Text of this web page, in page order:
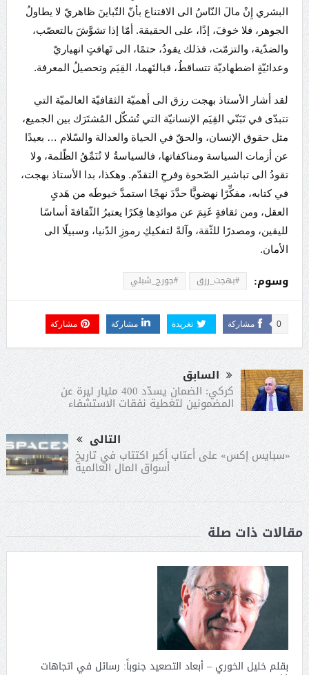
البشري إِنْ مالَ النّاسُ الى الاقتناع بأنّ التّباينَ ظاهريّ لا يطاولُ
الجوهر، فلا خوفَ، إذًا، على الحقيقة. أمّا إذا تشوَّشَ بالتعصّب،
والضدّية، والتزمّت، فذلك يقودُ، حتمًا، الى تَهافتٍ انهياريّ
وعدائيّةٍ اضطهاديّة تتساقطُ، قبالتَهما، القِيَم وتحصيلُ المعرفة.
لقد أشار الأستاذ بهجت رزق الى أهميّة الثقافيّة العالميّة التي
تتبدّى في تَبَنّي القِيَم الإنسانيّة التي تُشكّل المُشتَرَك بين الجميع،
مثل حقوق الإنسان، والحقّ في الحياة والعدالة والسّلام … بعيدًا
عن أزمات السياسة ومناكفاتها، فالسياسةُ لا تُنَمِّقُ الظّلمة، ولا
تقودُ الى تباشير الصّحوة وفرحِ التقدّم. وهكذا، بدا الأستاذ بهجت،
في كتابه، مفكِّرًا نهضويًّا حدَّدَ نهجًا استمدَّ خيوطَه من هَديِ
العقل، ومن ثقافةٍ غَنِمَ عن موائدِها فِكرًا يعتبرُ الثّقافةَ أساسًا
لليقين، ومصدرًا للثّقة، وآلةً لتفكيكِ رموزِ الدّنيا، وسبيلًا الى
الأمان.
وسوم: #بهجت_رزق #جورج_شبلي
مشاركة 0 تغريدة مشاركة مشاركة
السابق
كركي: الضمان يسدّد 400 مليار ليرة عن
المضمونين لتغطية نفقات الاستشفاء
التالى
«سبايس إكس» على أعتاب أكبر اكتتاب في تاريخ
أسواق المال العالمية
مقالات ذات صلة
بقلم خليل الخوري – أبعاد التصعيد جنوباً: رسائل في اتجاهات